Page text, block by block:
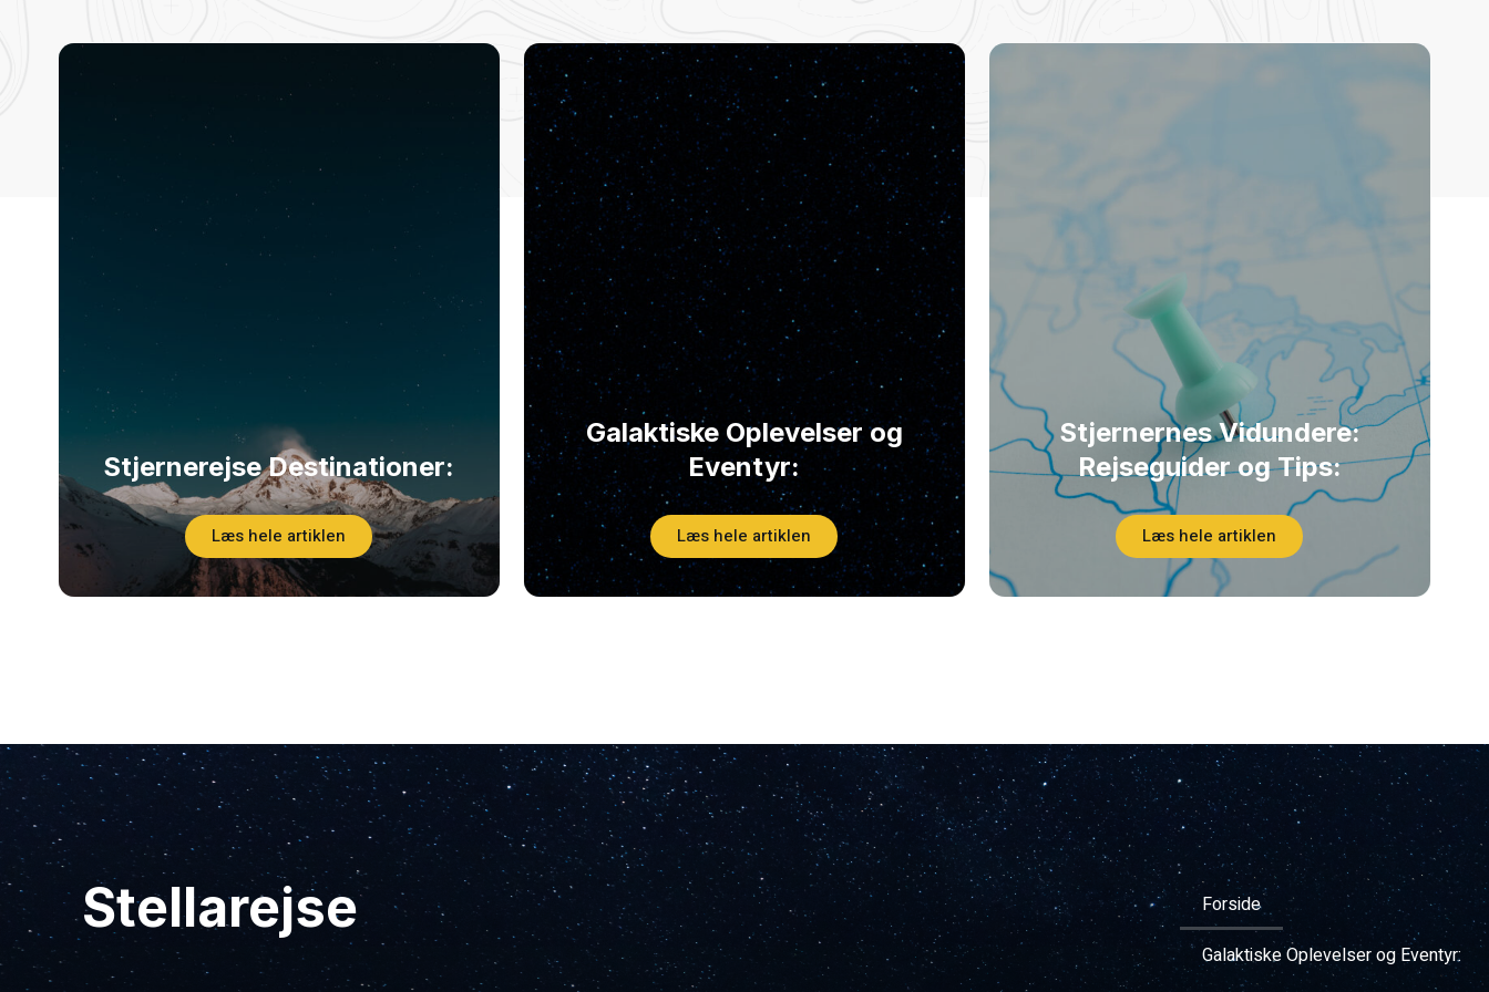
Stjernerejse Destinationer:
Læs hele artiklen
Galaktiske Oplevelser og
Eventyr:
Læs hele artiklen
Stjernernes Vidundere:
Rejseguider og Tips:
Læs hele artiklen
Stellarejse
Forside
Galaktiske Oplevelser og Eventyr: